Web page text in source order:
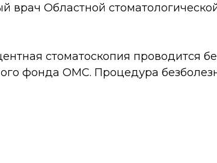
врач Областной
стоматоскопия проводится
фонда ОМС. Процедура